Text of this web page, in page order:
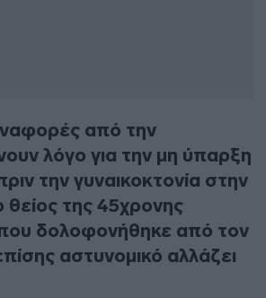
από την
λόγο για την μη ύπαρξη
την γυναικοκτονία στην
της 45χρονης
δολοφονήθηκε από τον
αστυνομικό αλλάζει